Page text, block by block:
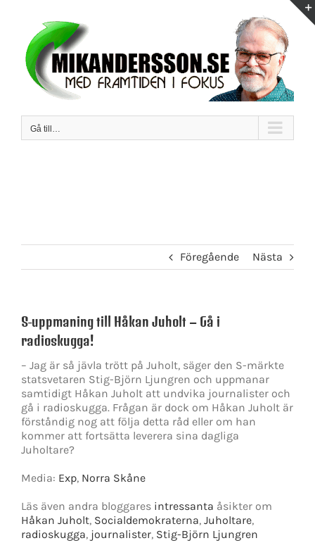
innehållet
Gå till…
Föregående Nästa
S-uppmaning till Håkan Juholt – Gå i
radioskugga!
– Jag är så jävla trött på Juholt, säger den S-märkte
statsvetaren Stig-Björn Ljungren och uppmanar
samtidigt Håkan Juholt att undvika journalister och
gå i radioskugga. Frågan är dock om Håkan Juholt är
förståndig nog att följa detta råd eller om han
kommer att fortsätta leverera sina dagliga
Juholtare?
Media: Exp, Norra Skåne
Läs även andra bloggares intressanta åsikter om
Håkan Juholt, Socialdemokraterna, Juholtare,
radioskugga, journalister, Stig-Björn Ljungren